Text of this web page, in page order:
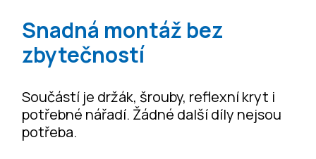
Snadná montáž bez
zbytečností
Součástí je držák, šrouby, reflexní kryt i
potřebné nářadí. Žádné další díly nejsou
potřeba.